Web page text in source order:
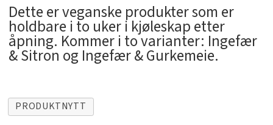
Dette er veganske produkter som er
holdbare i to uker i kjøleskap etter
åpning. Kommer i to varianter: Ingefær
& Sitron og Ingefær & Gurkemeie.
PRODUKTNYTT